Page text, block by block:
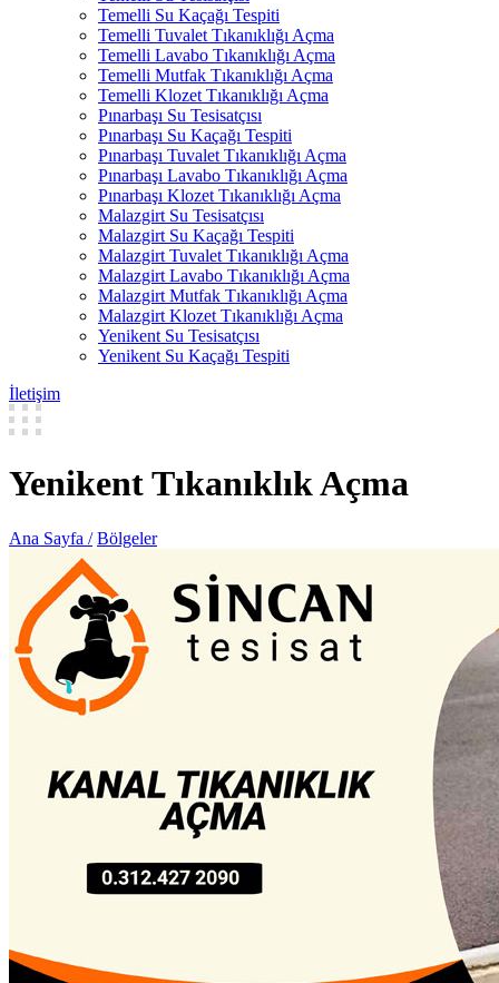
Temelli Su Kaçağı Tespiti
Temelli Tuvalet Tıkanıklığı Açma
Temelli Lavabo Tıkanıklığı Açma
Temelli Mutfak Tıkanıklığı Açma
Temelli Klozet Tıkanıklığı Açma
Pınarbaşı Su Tesisatçısı
Pınarbaşı Su Kaçağı Tespiti
Pınarbaşı Tuvalet Tıkanıklığı Açma
Pınarbaşı Lavabo Tıkanıklığı Açma
Pınarbaşı Klozet Tıkanıklığı Açma
Malazgirt Su Tesisatçısı
Malazgirt Su Kaçağı Tespiti
Malazgirt Tuvalet Tıkanıklığı Açma
Malazgirt Lavabo Tıkanıklığı Açma
Malazgirt Mutfak Tıkanıklığı Açma
Malazgirt Klozet Tıkanıklığı Açma
Yenikent Su Tesisatçısı
Yenikent Su Kaçağı Tespiti
İletişim
Yenikent Tıkanıklık Açma
Ana Sayfa / Bölgeler